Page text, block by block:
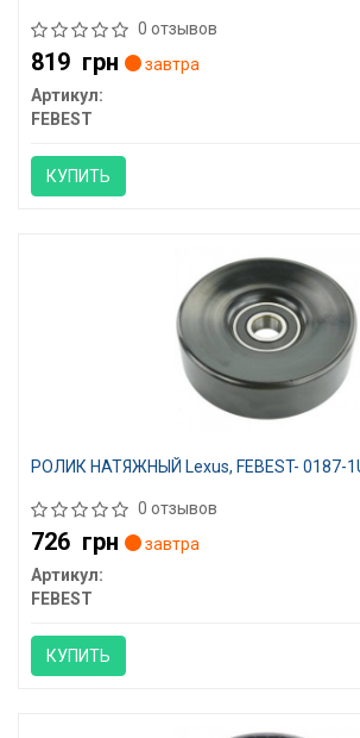
0 отзывов
819 грн
завтра
Артикул:
FEBEST
КУПИТЬ
РОЛИК НАТЯЖНЫЙ Lexus, FEBEST- 0187-
0 отзывов
726 грн
завтра
Артикул:
FEBEST
КУПИТЬ